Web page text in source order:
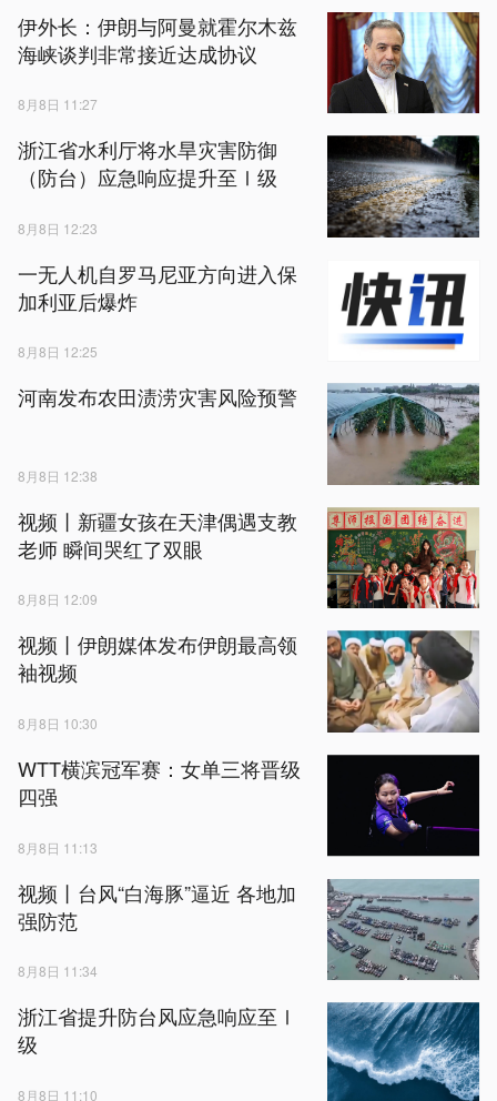
伊外长：伊朗与阿曼就霍尔木兹
海峡谈判非常接近达成协议
8月8日 11:27
浙江省水利厅将水旱灾害防御
（防台）应急响应提升至Ⅰ级
8月8日 12:23
一无人机自罗马尼亚方向进入保
加利亚后爆炸
8月8日 12:25
河南发布农田渍涝灾害风险预警
8月8日 12:38
视频丨新疆女孩在天津偶遇支教
老师 瞬间哭红了双眼
8月8日 12:09
视频丨伊朗媒体发布伊朗最高领
袖视频
8月8日 10:30
WTT横滨冠军赛：女单三将晋级
四强
8月8日 11:13
视频丨台风“白海豚”逼近 各地加
强防范
8月8日 11:34
浙江省提升防台风应急响应至Ⅰ
级
8月8日 11:10